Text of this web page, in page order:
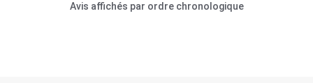
Avis affichés par ordre chronologique